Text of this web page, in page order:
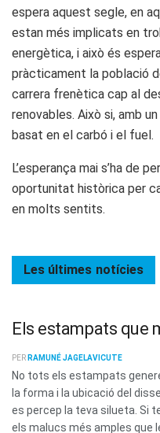
espera aquest segle, en
estan més implicats en
energètica, i això és
pràcticament la població
carrera frenètica cap al
renovables. Això si, amb
basat en el carbó i el fuel.
L’esperança mai s’ha de
oportunitat històrica per
en molts sentits.
Les últimes notícies
Els estampats que
PER RAMUNÉ JAGELAVICUTE
No tots els estampats
la forma i la ubicació del
es percep la teva silueta. Si
els malucs més amples que